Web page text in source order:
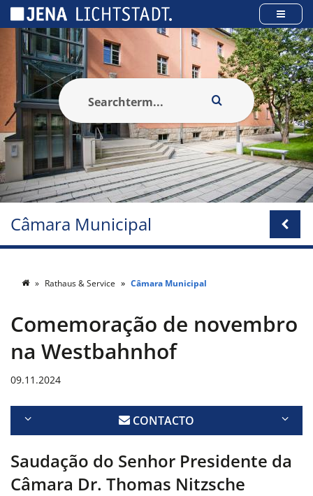
Câmara Municipal
Rathaus & Service Câmara Municipal
Comemoração de novembro
na Westbahnhof
09.11.2024
CONTACTO
Saudação do Senhor Presidente da
Câmara Dr. Thomas Nitzsche
Cookies management panel